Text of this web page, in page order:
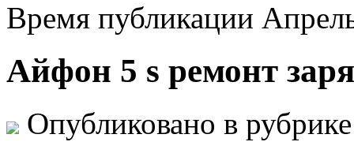
Время публикации
Айфон 5 s ремонт
Опубликовано в